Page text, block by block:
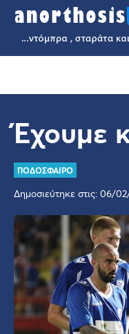
Έχουμε
ΠΟΔΟΣΦΑΙΡΟ
Δημοσιεύτηκε στις: 06/